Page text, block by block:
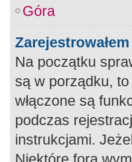
Góra
Na początku
są w porządku,
włączone są
podczas
instrukcjami.